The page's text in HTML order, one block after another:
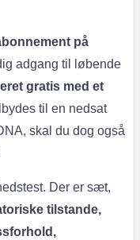
på
adgang til løbende
gratis med et
til en nedsat
skal du dog også
Der er sæt,
tilstande,